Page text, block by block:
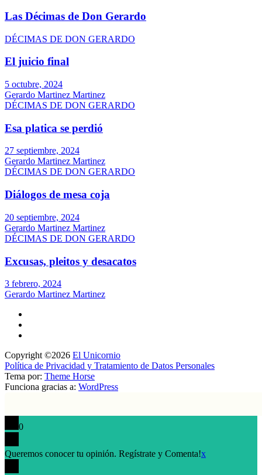
Las Décimas de Don Gerardo
DÉCIMAS DE DON GERARDO
El juicio final
5 octubre, 2024
Gerardo Martinez Martinez
DÉCIMAS DE DON GERARDO
Esa platica se perdió
27 septiembre, 2024
Gerardo Martinez Martinez
DÉCIMAS DE DON GERARDO
Diálogos de mesa coja
20 septiembre, 2024
Gerardo Martinez Martinez
DÉCIMAS DE DON GERARDO
Excusas, pleitos y desacatos
3 febrero, 2024
Gerardo Martinez Martinez
Copyright ©2026 El Unicornio
Política de Privacidad y Tratamiento de Datos Personales
Tema por: Theme Horse
Funciona gracias a: WordPress
0
Queremos conocer tu opinión. Regístrate y Comenta!x